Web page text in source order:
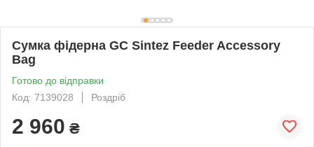
Сумка фідерна GC Sintez Feeder Accessory
Bag
Готово до відправки
Код: 7139028
Роздріб
2 960 ₴